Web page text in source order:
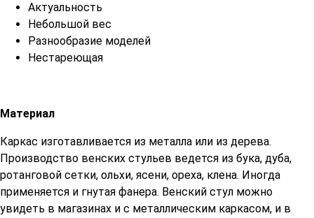
Актуальность
Небольшой вес
Разнообразие моделей
Нестареющая
Материал
Каркас изготавливается из металла или из дерева.
Производство венских стульев ведется из бука, дуба,
ротанговой сетки, ольхи, ясени, ореха, клена. Иногда
применяется и гнутая фанера. Венский стул можно
увидеть в магазинах и с металлическим каркасом, и в